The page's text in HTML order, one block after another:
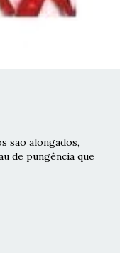
são alongados,
de pungência que